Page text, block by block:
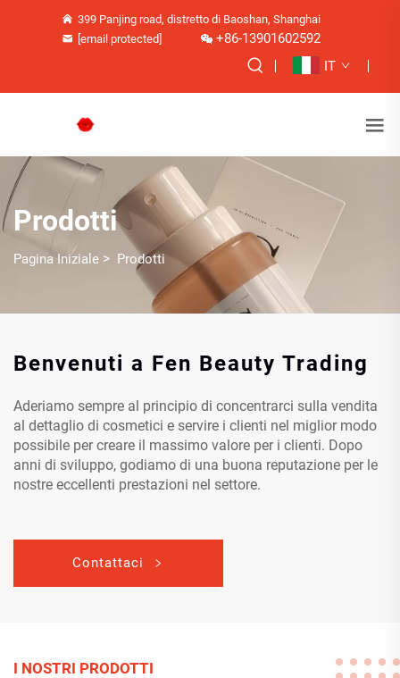
399 Panjing road, distretto di Baoshan, Shanghai
[email protected]
+86-13901602592
IT
Prodotti
Pagina Iniziale > Prodotti
Benvenuti a Fen Beauty Trading
Aderiamo sempre al principio di concentrarci sulla vendita
al dettaglio di cosmetici e servire i clienti nel miglior modo
possibile per creare il massimo valore per i clienti. Dopo
anni di sviluppo, godiamo di una buona reputazione per le
nostre eccellenti prestazioni nel settore.
Contattaci
I NOSTRI PRODOTTI